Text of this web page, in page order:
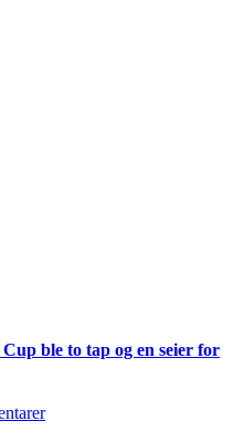
ble to tap og en seier for